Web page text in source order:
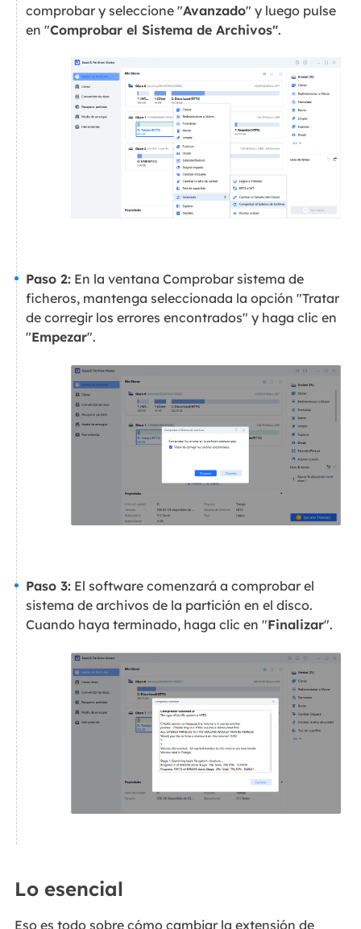
comprobar y seleccione "Avanzado" y luego pulse
en "Comprobar el Sistema de Archivos".
Paso 2:En la ventana Comprobar sistema de
ficheros, mantenga seleccionada la opción "Tratar
de corregir los errores encontrados" y haga clic en
"Empezar".
Paso 3:El software comenzará a comprobar el
sistema de archivos de la partición en el disco.
Cuando haya terminado, haga clic en "Finalizar".
Lo esencial
Eso es todo sobre cómo cambiar la extensión de